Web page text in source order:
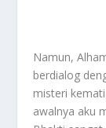
Namun,
berdialog
misteri
awalnya aku